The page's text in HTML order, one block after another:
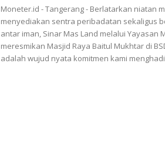
Moneter.id - Tangerang - Berlatarkan niatan
menyediakan sentra peribadatan sekaligus
antar iman, Sinar Mas Land melalui Yayasan
meresmikan Masjid Raya Baitul Mukhtar di
adalah wujud nyata komitmen kami